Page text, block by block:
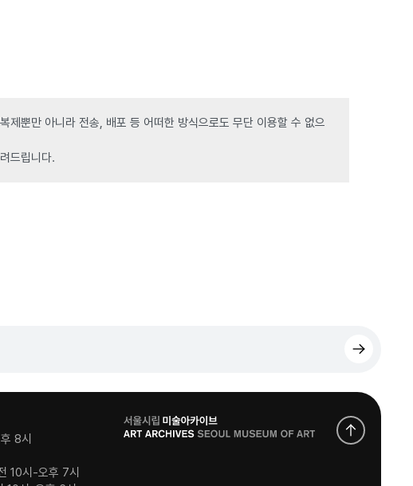
제뿐만 아니라 전송, 배포 등 어떠한 방식으로도 무단 이용할 수 없으
드립니다.
8시
10시-오후 7시
로
고